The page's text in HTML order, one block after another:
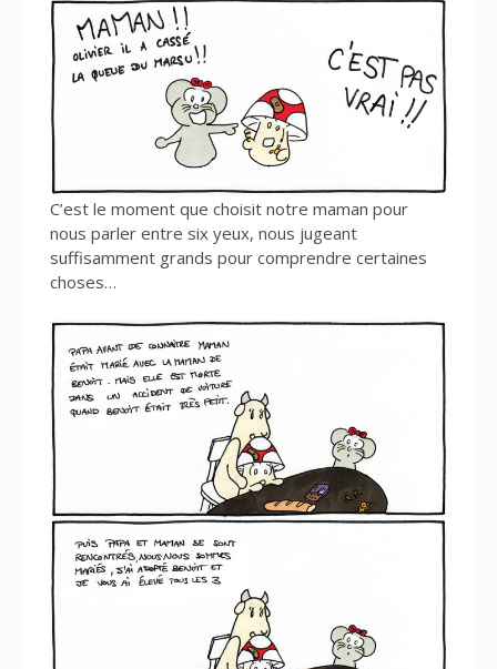
C’est le moment que choisit notre maman pour
nous parler entre six yeux, nous jugeant
suffisamment grands pour comprendre certaines
choses…